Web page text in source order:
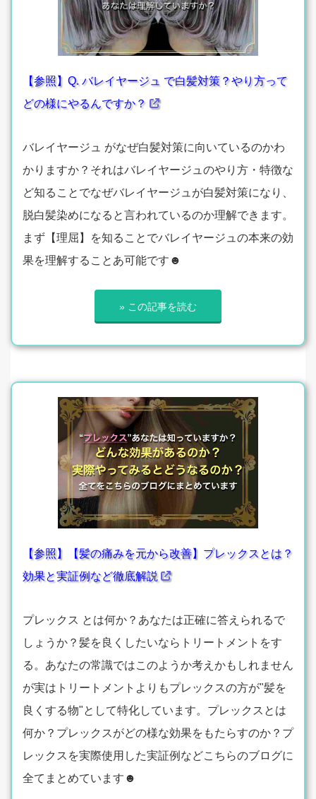
【参照】Q. バレイヤージュ で白髪対策？やり方って
どの様にやるんですか？
バレイヤージュ がなぜ白髪対策に向いているのかわ
かりますか？それはバレイヤージュのやり方・特徴な
ど知ることでなぜバレイヤージュが白髪対策になり、
脱白髪染めになると言われているのか理解できます。
まず【理屈】を知ることでバレイヤージュの本来の効
果を理解することあ可能です☻
» この記事を読む
【参照】【髪の痛みを元から改善】プレックスとは？
効果と実証例など徹底解説
プレックス とは何か？あなたは正確に答えられるで
しょうか？髪を良くしたいならトリートメントをす
る。あなたの常識ではこのようか考えかもしれません
が実はトリートメントよりもプレックスの方が"髪を
良くする物"として特化しています。プレックスとは
何か？プレックスがどの様な効果をもたらすのか？プ
レックスを実際使用した実証例などこちらのブログに
全てまとめています☻